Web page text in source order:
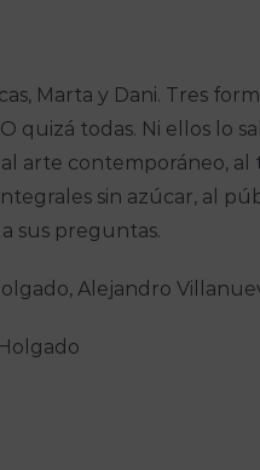
Marta y Dani. Tres
quizá todas. Ni ellos lo
arte contemporáneo, al
sin azúcar, al
sus preguntas.
Alejandro